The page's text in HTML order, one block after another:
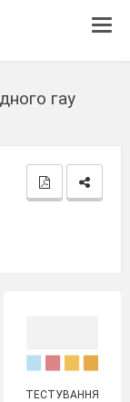
гау
ТЕСТУВАННЯ